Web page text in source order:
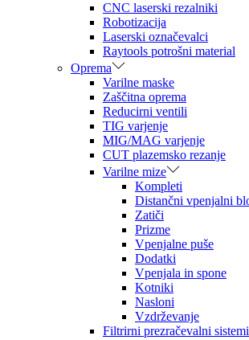
CNC laserski rezalniki
Robotizacija
Laserski označevalci
Raytools potrošni material
Oprema
Varilne maske
Zaščitna oprema
Reducirni ventili
TIG varjenje
MIG/MAG varjenje
CUT plazemsko rezanje
Varilne mize
Kompleti
Distančni vpenjalni
Zatiči
Prizme
Vpenjalne puše
Dodatki
Vpenjala in spone
Kotniki
Nasloni
Vzdrževanje
Filtrirni prezračevalni sistemi